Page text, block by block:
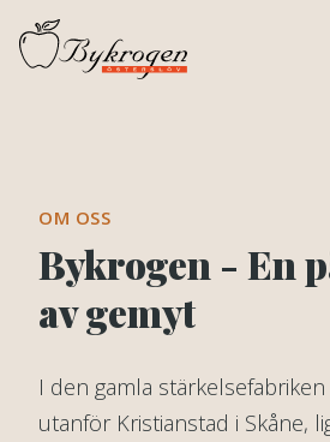
OM OSS
Bykrogen - En
av gemyt
I den gamla
utanför Kristianstad i Skåne,